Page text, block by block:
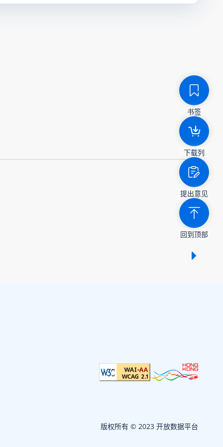
书签
下载列
提出意见
回到顶部
版权所有 © 2023 开放数据平台